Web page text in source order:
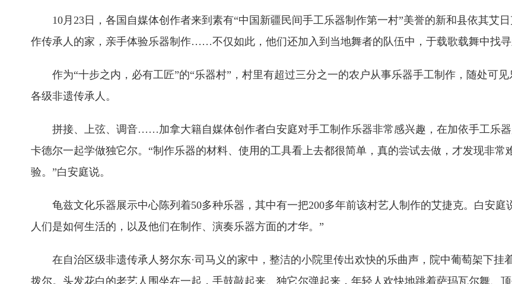
10月23日，各国自媒体创作者来到素有“中国新疆民间手工乐器制作第一村”美誉的新和县依其艾
作传承人的家，亲手体验乐器制作……不仅如此，他们还加入到当地舞者的队伍中，于载歌载舞中找寻
作为“十步之内，必有工匠”的“乐器村”，村里有超过三分之一的农户从事乐器手工制作，随处可
各级非遗传承人。
拼接、上弦、调音……加拿大籍自媒体创作者白安庭对手工制作乐器非常感兴趣，在加依手工乐
卡德尔一起学做独它尔。“制作乐器的材料、使用的工具看上去都很简单，真的尝试去做，才发现非
验。”白安庭说。
龟兹文化乐器展示中心陈列着50多种乐器，其中有一把200多年前该村艺人制作的艾捷克。白安
人们是如何生活的，以及他们在制作、演奏乐器方面的才华。”
在自治区级非遗传承人努尔东·司马义的家中，整洁的小院里传出欢快的乐曲声，院中葡萄架下
拨尔。头发花白的老艺人围坐在一起，手鼓敲起来、独它尔弹起来，年轻人欢快地跳着萨玛瓦尔舞、